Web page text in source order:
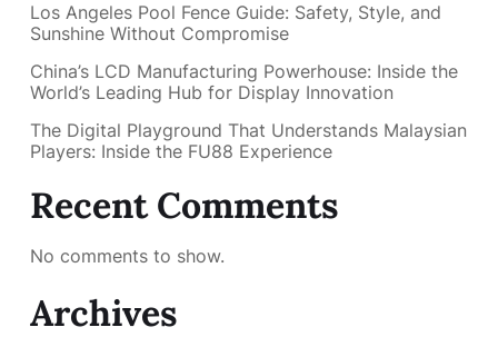
Los Angeles Pool Fence Guide: Safety, Style, and
Sunshine Without Compromise
China’s LCD Manufacturing Powerhouse: Inside the
World’s Leading Hub for Display Innovation
The Digital Playground That Understands Malaysian
Players: Inside the FU88 Experience
Recent Comments
No comments to show.
Archives